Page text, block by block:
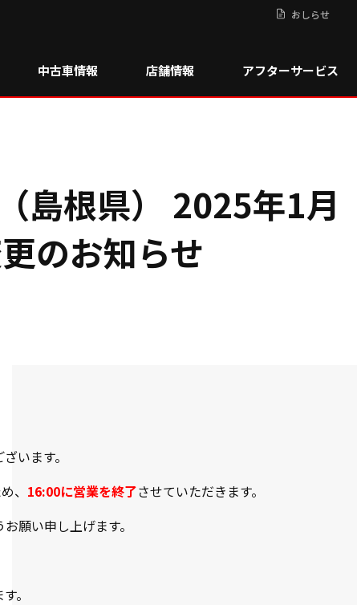
おしらせ
中古車情報 店舗情報 アフターサービス
島根県） 2025年1月
のお知らせ
います。
、 16:00に営業を終了させていただきます。
願い申し上げます。
。